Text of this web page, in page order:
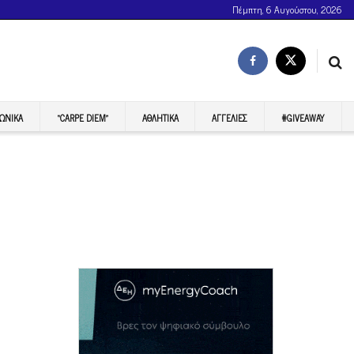
Πέμπτη, 6 Αυγούστου, 2026
“CARPE DIEM” ΑΘΛΗΤΙΚΆ ΑΓΓΕΛΊΕΣ #GIVEAWAY